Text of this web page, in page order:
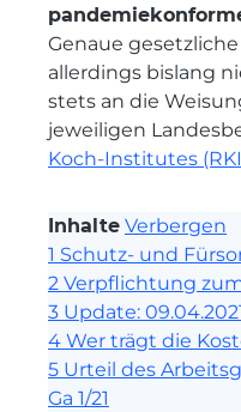
Genaue
allerdings bislang
stets an die
jeweiligen
Koch-Institutes
Inhalte Verbergen
1 Schutz- und
2 Verpflichtung
3 Update:
4 Wer trägt die
5 Urteil des
Ga 1/21